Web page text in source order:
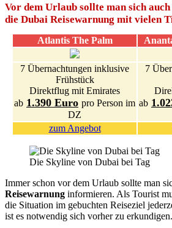
Vor dem Urlaub sollte man sich
die Dubai Reisewarnung mit vielen
Atlantis The Palm
7 Übernachtungen inklusive
Frühstück
Direktflug mit Emirates
ab 1.390 Euro pro Person im
DZ
7
ab
zum Angebot
Die Skyline von Dubai bei Tag
Immer schon vor dem Urlaub sollte man
Reisewarnung informieren. Als Tourist
die Situation im gebuchten Reiseziel
ist es notwendig sich vorher zu erkundigen.